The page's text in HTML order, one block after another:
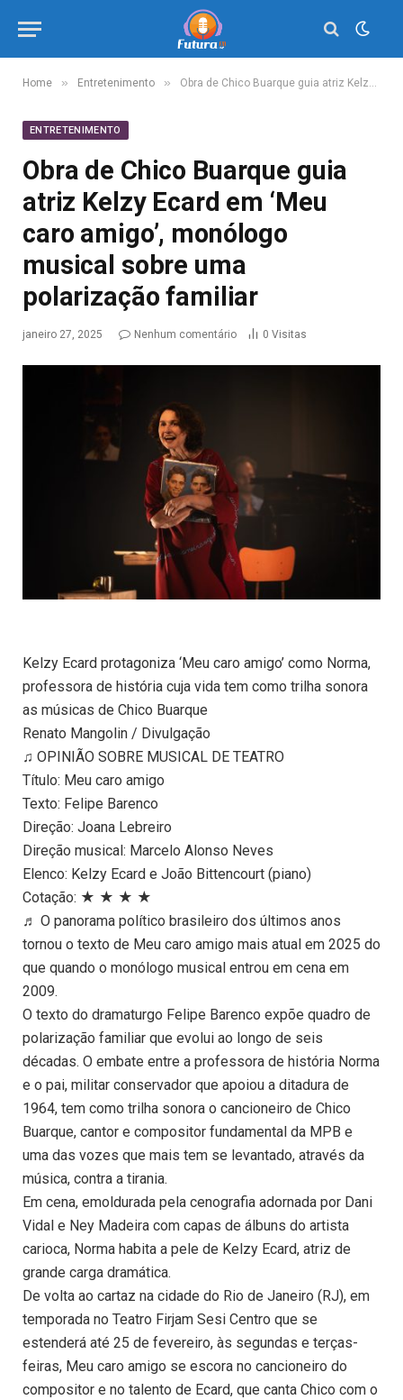
Home » Entretenimento » Obra de Chico Buarque guia atriz Kelzy Ecard em ‘Meu caro amigo’, monólogo musical sobre uma polarização familiar
ENTRETENIMENTO
Obra de Chico Buarque guia
atriz Kelzy Ecard em ‘Meu
caro amigo’, monólogo
musical sobre uma
polarização familiar
janeiro 27, 2025 Nenhum comentário 0 Visitas
Kelzy Ecard protagoniza ‘Meu caro amigo’ como Norma,
professora de história cuja vida tem como trilha sonora
as músicas de Chico Buarque
Renato Mangolin / Divulgação
♫ OPINIÃO SOBRE MUSICAL DE TEATRO
Título: Meu caro amigo
Texto: Felipe Barenco
Direção: Joana Lebreiro
Direção musical: Marcelo Alonso Neves
Elenco: Kelzy Ecard e João Bittencourt (piano)
Cotação: ★ ★ ★ ★
♬ O panorama político brasileiro dos últimos anos
tornou o texto de Meu caro amigo mais atual em 2025 do
que quando o monólogo musical entrou em cena em
2009.
O texto do dramaturgo Felipe Barenco expõe quadro de
polarização familiar que evolui ao longo de seis
décadas. O embate entre a professora de história Norma
e o pai, militar conservador que apoiou a ditadura de
1964, tem como trilha sonora o cancioneiro de Chico
Buarque, cantor e compositor fundamental da MPB e
uma das vozes que mais tem se levantado, através da
música, contra a tirania.
Em cena, emoldurada pela cenografia adornada por Dani
Vidal e Ney Madeira com capas de álbuns do artista
carioca, Norma habita a pele de Kelzy Ecard, atriz de
grande carga dramática.
De volta ao cartaz na cidade do Rio de Janeiro (RJ), em
temporada no Teatro Firjam Sesi Centro que se
estenderá até 25 de fevereiro, às segundas e terças-
feiras, Meu caro amigo se escora no cancioneiro do
compositor e no talento de Ecard, que canta Chico com o